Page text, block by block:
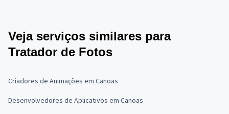
Veja serviços similares para
Tratador de Fotos
Criadores de Animações em Canoas
Desenvolvedores de Aplicativos em Canoas